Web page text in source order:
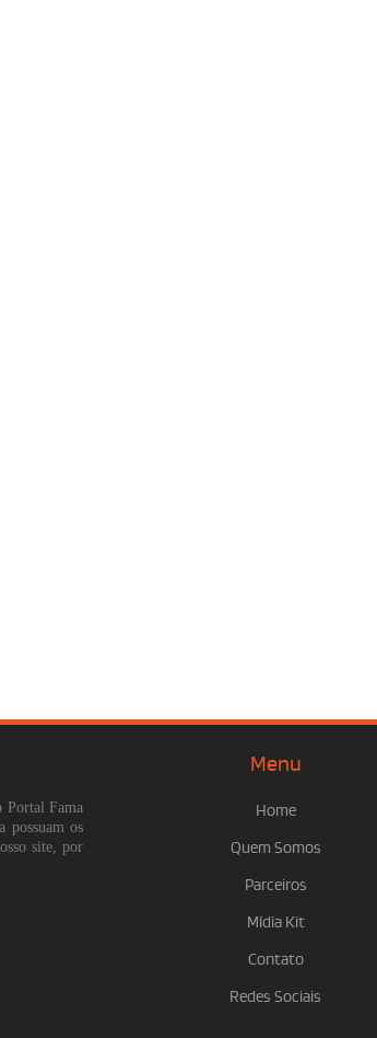
Portal Fama
possuam os
site, por
Menu
Home
Quem Somos
Parceiros
Mídia Kit
Contato
Redes Sociais